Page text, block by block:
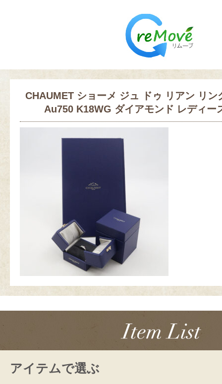
CHAUMET ショーメ ジュ ドゥ リアン リン
Au750 K18WG ダイアモンド レディー
アイテムで選ぶ